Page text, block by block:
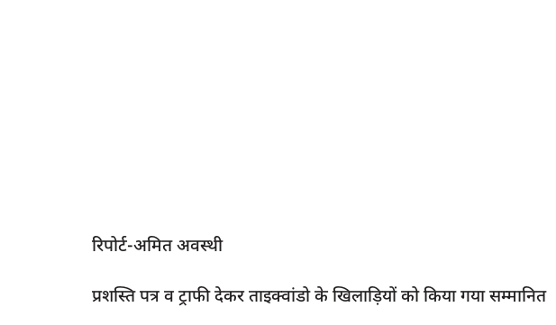
रिपोर्ट-अमित अवस्थी
प्रशस्ति पत्र व ट्राफी देकर ताइक्वांडो के खिलाड़ियों को किया गया सम्मानित